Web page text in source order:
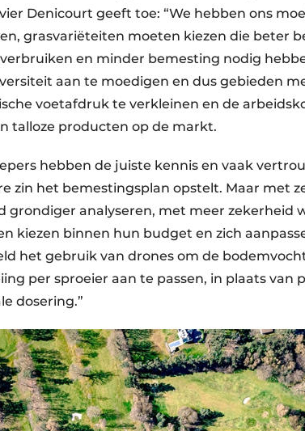
Denicourt geeft toe: “We hebben ons
grasvariëteiten moeten kiezen die beter
en minder bemesting nodig
aan te moedigen en dus gebieden
voetafdruk te verkleinen en de
talloze producten op de markt.
hebben de juiste kennis en vaak
zin het bemestingsplan opstelt. Maar met
grondiger analyseren, met meer zekerheid
kiezen binnen hun budget en zich
het gebruik van drones om de
per sproeier aan te passen, in plaats van
dosering.”